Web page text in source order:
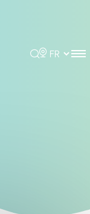
Rechercher
Choisir la